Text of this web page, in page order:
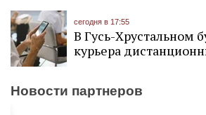
сегодня в 17:55
В Гусь-Хрустальном
курьера
Новости партнеров